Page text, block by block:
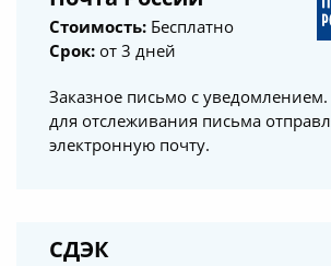
Стоимость: Бесплатно
Срок: от 3 дней
Заказное письмо с
для отслеживания письма
электронную почту.
СДЭК